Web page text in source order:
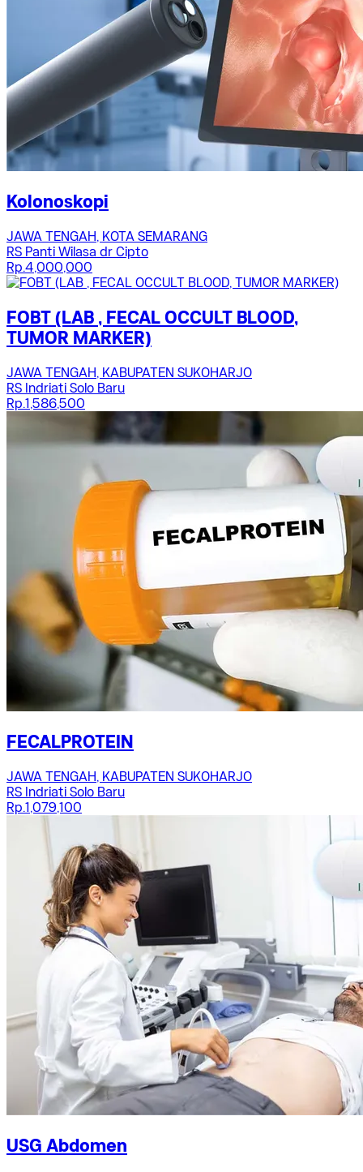
Kolonoskopi
JAWA TENGAH, KOTA SEMARANG
RS Panti Wilasa dr Cipto
Rp.4,000,000
FOBT (LAB , FECAL OCCULT BLOOD,
TUMOR MARKER)
JAWA TENGAH, KABUPATEN SUKOHARJO
RS Indriati Solo Baru
Rp.1,586,500
FECALPROTEIN
JAWA TENGAH, KABUPATEN SUKOHARJO
RS Indriati Solo Baru
Rp.1,079,100
USG Abdomen